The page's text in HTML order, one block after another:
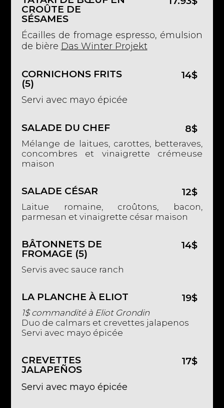
CROÛTE DE
SÉSAMES
Écailles de fromage espresso, émulsion
de bière Das Winter Projekt
CORNICHONS FRITS
(5)
Servi avec mayo épicée
14$
SALADE DU CHEF
Mélange de laitues, carottes, betteraves,
concombres et vinaigrette crémeuse
maison
8$
SALADE CÉSAR
Laitue romaine, croûtons, bacon,
parmesan et vinaigrette césar maison
12$
BÂTONNETS DE
FROMAGE (5)
Servis avec sauce ranch
14$
LA PLANCHE À ELIOT
1$ commandité à Eliot Grondin
Duo de calmars et crevettes jalapenos
Servi avec mayo épicée
19$
CREVETTES
JALAPEÑOS
Servi avec mayo épicée
17$